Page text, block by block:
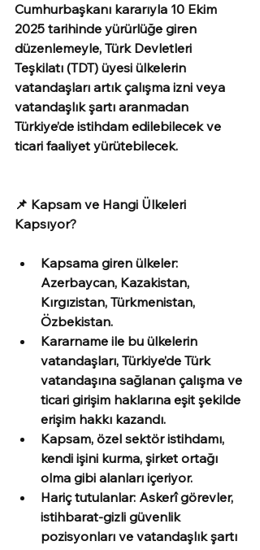
Cumhurbaşkanı kararıyla 10 Ekim
2025 tarihinde yürürlüğe giren
düzenlemeyle, Türk Devletleri
Teşkilatı (TDT) üyesi ülkelerin
vatandaşları artık çalışma izni veya
vatandaşlık şartı aranmadan
Türkiye’de istihdam edilebilecek ve
ticari faaliyet yürütebilecek.
📌 Kapsam ve Hangi Ülkeleri
Kapsıyor?
Kapsama giren ülkeler:
Azerbaycan, Kazakistan,
Kırgızistan, Türkmenistan,
Özbekistan.
Kararname ile bu ülkelerin
vatandaşları, Türkiye’de Türk
vatandaşına sağlanan çalışma ve
ticari girişim haklarına eşit şekilde
erişim hakkı kazandı.
Kapsam, özel sektör istihdamı,
kendi işini kurma, şirket ortağı
olma gibi alanları içeriyor.
Hariç tutulanlar: Askerî görevler,
istihbarat-gizli güvenlik
pozisyonları ve vatandaşlık şartı